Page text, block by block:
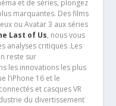
et de séries, plongez
marquantes. Des films
ou Avatar 3 aux séries
Last of Us, nous vous
analyses critiques .Les
reste sur
les innovations les plus
l’iPhone 16 et le
et casques VR
du divertissement